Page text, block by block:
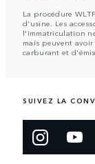
La procédure
d'usine. Les
l'immatriculation
mais peuvent
carburant et
SUIVEZ LA